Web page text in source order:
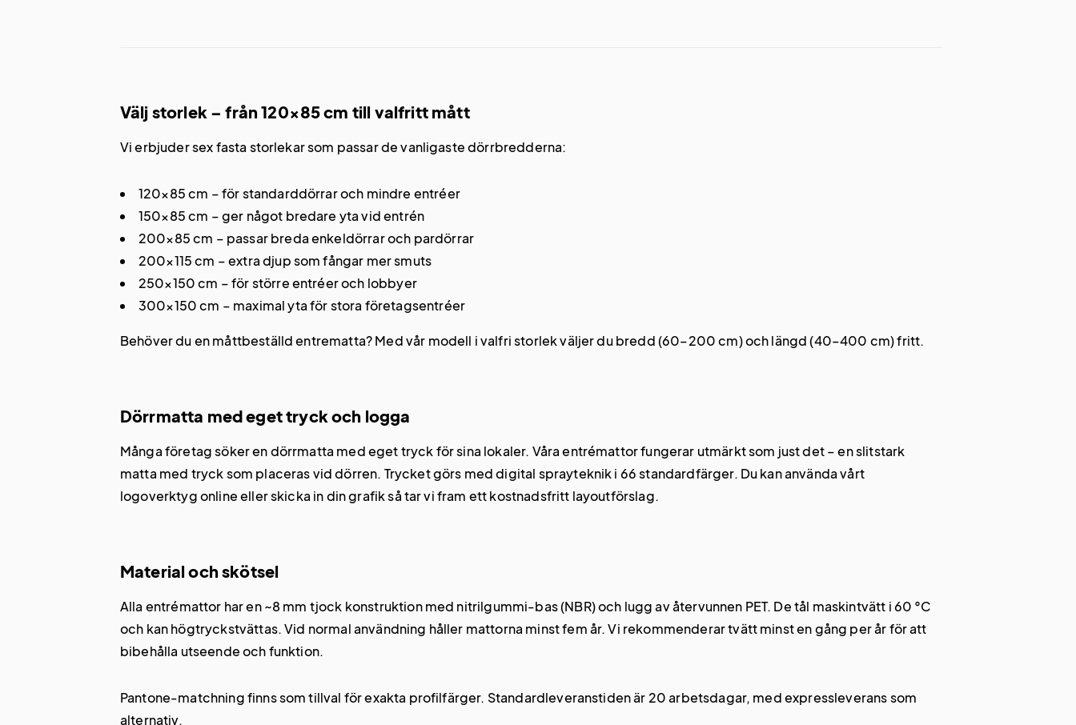
Välj storlek – från 120×85 cm till valfritt mått
Vi erbjuder sex fasta storlekar som passar de vanligaste dörrbredderna:
120×85 cm – för standarddörrar och mindre entréer
150×85 cm – ger något bredare yta vid entrén
200×85 cm – passar breda enkeldörrar och pardörrar
200×115 cm – extra djup som fångar mer smuts
250×150 cm – för större entréer och lobbyer
300×150 cm – maximal yta för stora företagsentréer
Behöver du en måttbeställd entrematta? Med vår modell i valfri storlek väljer du bredd (60–200 cm) och längd (40–400 cm) fritt.
Dörrmatta med eget tryck och logga
Många företag söker en dörrmatta med eget tryck för sina lokaler. Våra entrémattor fungerar utmärkt som just det – en slitstark
matta med tryck som placeras vid dörren. Trycket görs med digital sprayteknik i 66 standardfärger. Du kan använda vårt
logoverktyg online eller skicka in din grafik så tar vi fram ett kostnadsfritt layoutförslag.
Material och skötsel
Alla entrémattor har en ~8 mm tjock konstruktion med nitrilgummi-bas (NBR) och lugg av återvunnen PET. De tål maskintvätt i 60 °C
och kan högtryckstvättas. Vid normal användning håller mattorna minst fem år. Vi rekommenderar tvätt minst en gång per år för att
bibehålla utseende och funktion.
Pantone-matchning finns som tillval för exakta profilfärger. Standardleveranstiden är 20 arbetsdagar, med expressleverans som
alternativ.